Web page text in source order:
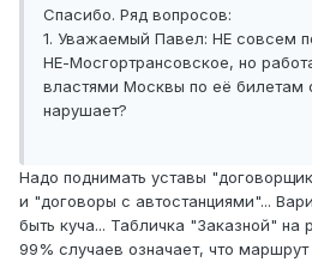
Спасибо. Ряд вопросов:
1. Уважаемый Павел: НЕ совсем
НЕ-Мосгортрансовское, но
властями Москвы по её билетам
нарушает?
Надо поднимать уставы
и "договоры с автостанциями"...
быть куча... Табличка "Заказной" на
99% случаев означает, что маршрут